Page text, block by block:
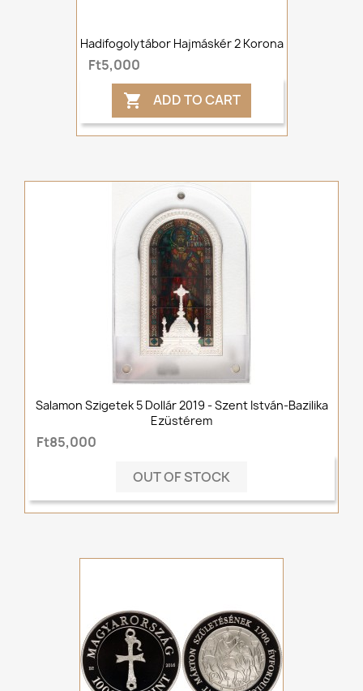
Hadifogolytábor Hajmáskér 2 Korona
Ft5,000
 ADD TO CART
Salamon Szigetek 5 Dollár 2019 - Szent István-Bazilika
Ezüstérem
Ft85,000
OUT OF STOCK